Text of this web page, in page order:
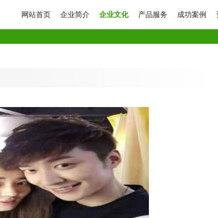
网站首页 企业简介 企业文化 产品服务 成功案例